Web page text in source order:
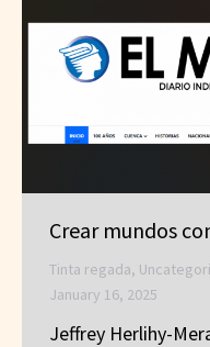
Crear mundos
Tinta regada,
January 16, 2025
Jeffrey Herlihy-